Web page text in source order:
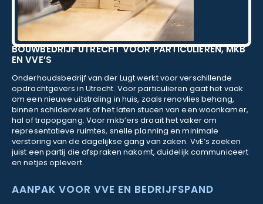
BOUWBEDRIJF UTRECHT VOOR PARTICULIEREN, MKB
EN VVE’S
Onderhoudsbedrijf van der Lugt werkt voor verschillende
opdrachtgevers in Utrecht. Voor particulieren gaat het vaak
om een nieuwe uitstraling in huis, zoals renovlies behang,
binnen schilderwerk of het laten stucen van een woonkamer,
hal of trapopgang. Voor mkb’ers draait het vaker om
representatieve ruimtes, snelle planning en minimale
verstoring van de dagelijkse gang van zaken. VvE’s zoeken
juist een partij die afspraken nakomt, duidelijk communiceert
en netjes oplevert.
AANPAK VOOR VVE EN BEDRIJFSPAND